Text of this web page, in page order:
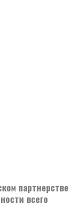
партнерстве
всего